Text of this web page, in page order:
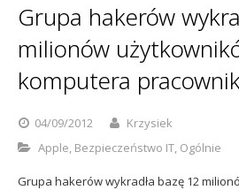
Kerio
Serwery pocztowe
Sophos
Szkolenia
Kontakt
Polityka prywatności
Grupa hakerów
milionów
komputera
04/09/2012
Krzysiek
Apple, Bezpieczeństwo IT, Ogólnie
Grupa hakerów wykradła bazę 12